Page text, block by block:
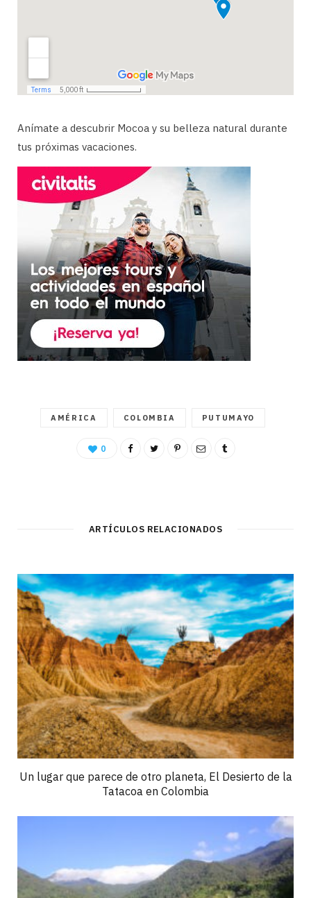
Anímate a descubrir Mocoa y su belleza natural durante
tus próximas vacaciones.
AMÉRICA COLOMBIA PUTUMAYO
0
ARTÍCULOS RELACIONADOS
Un lugar que parece de otro planeta, El Desierto de la
Tatacoa en Colombia